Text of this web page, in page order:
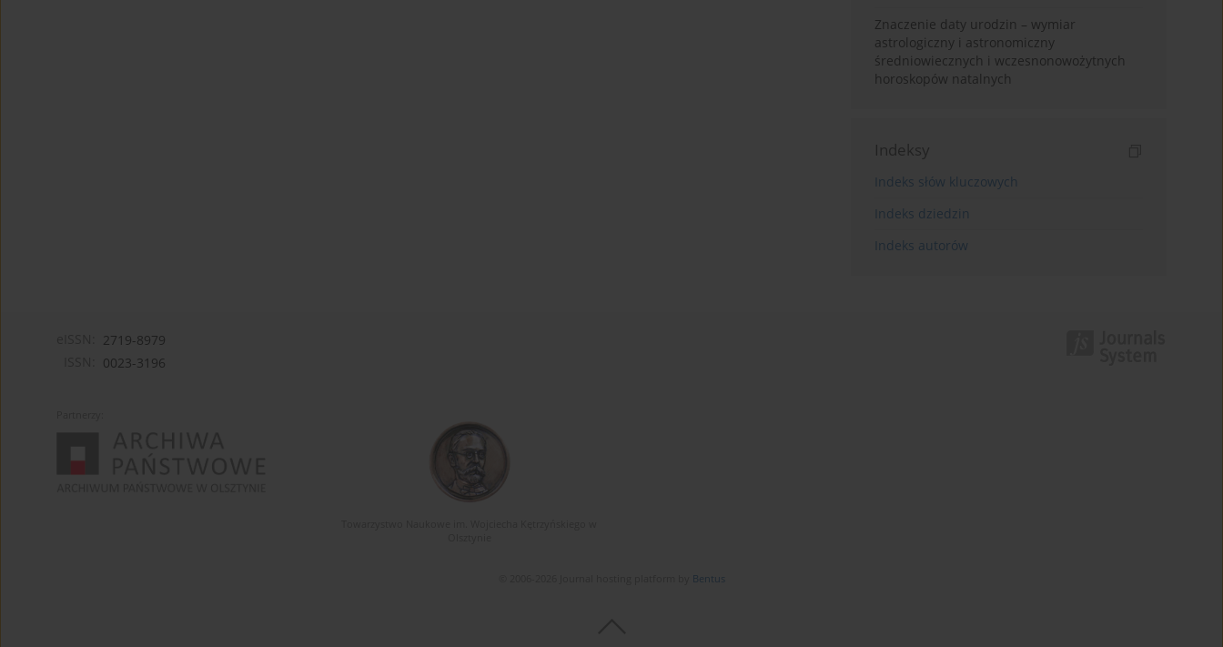
Znaczenie daty urodzin – wymiar
astrologiczny i astronomiczny
średniowiecznych i wczesnonowożytnych
horoskopów natalnych
Indeksy
Indeks słów kluczowych
Indeks dziedzin
Indeks autorów
2719-8979
0023-3196
Bentus